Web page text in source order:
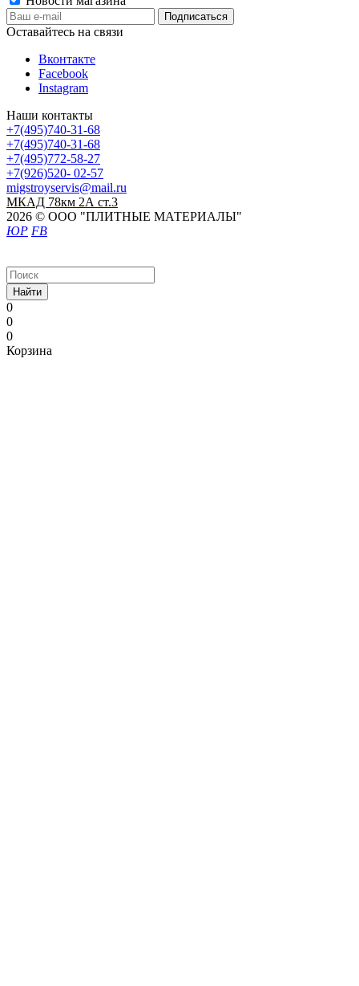
Оставайтесь на связи
Вконтакте
Facebook
Instagram
Наши контакты
+7(495)740-31-68
+7(495)740-31-68
+7(495)772-58-27
+7(926)520- 02-57
migstroyservis@mail.ru
МКАД 78км 2А ст.3
2026 © ООО "ПЛИТНЫЕ МАТЕРИАЛЫ"
ЮР FB
Найти
0
0
0
Корзина